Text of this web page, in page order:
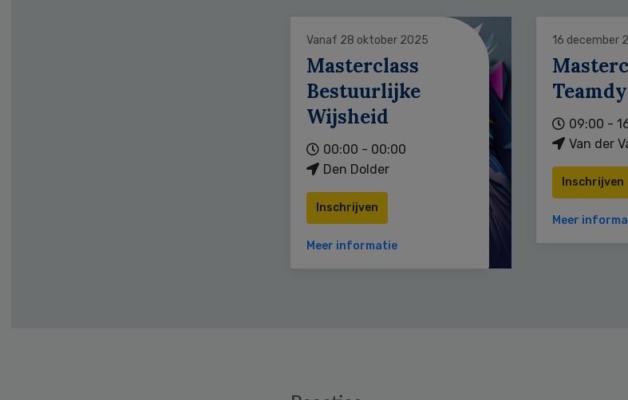
Vanaf 28 oktober 2025
Masterclass
Bestuurlijke
Wijsheid
00:00 - 00:00
Den Dolder
Inschrijven
Meer informatie
16 december
09:00 -
Van der
Inschrijven
Meer